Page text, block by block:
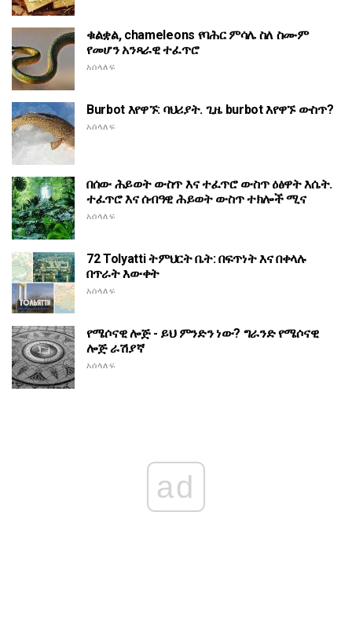
ቁልቋል, chameleons የባሕር ምሳሌ ስለ ስሙም
የመሆን አንጻራዊ ተፈጥሮ
አሰላለፍ
Burbot እየዋኙ: ባህሪያት. ጊዜ burbot እየዋኙ ውስጥ?
አሰላለፍ
በሰው ሕይወት ውስጥ እና ተፈጥሮ ውስጥ ዕፅዋት እሴት.
ተፈጥሮ እና ሰብዓዊ ሕይወት ውስጥ ተክሎች ሚና
አሰላለፍ
72 Tolyatti ትምህርት ቤት: በፍጥነት እና በቀላሉ
በጥራት እውቀት
አሰላለፍ
የሜሶናዊ ሎጅ - ይህ ምንድን ነው? ግራንድ የሜሶናዊ
ሎጅ ራሽያኛ
አሰላለፍ
ad